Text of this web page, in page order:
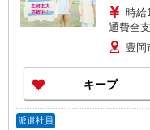
時
通費全
豊岡
キープ
派遣社員